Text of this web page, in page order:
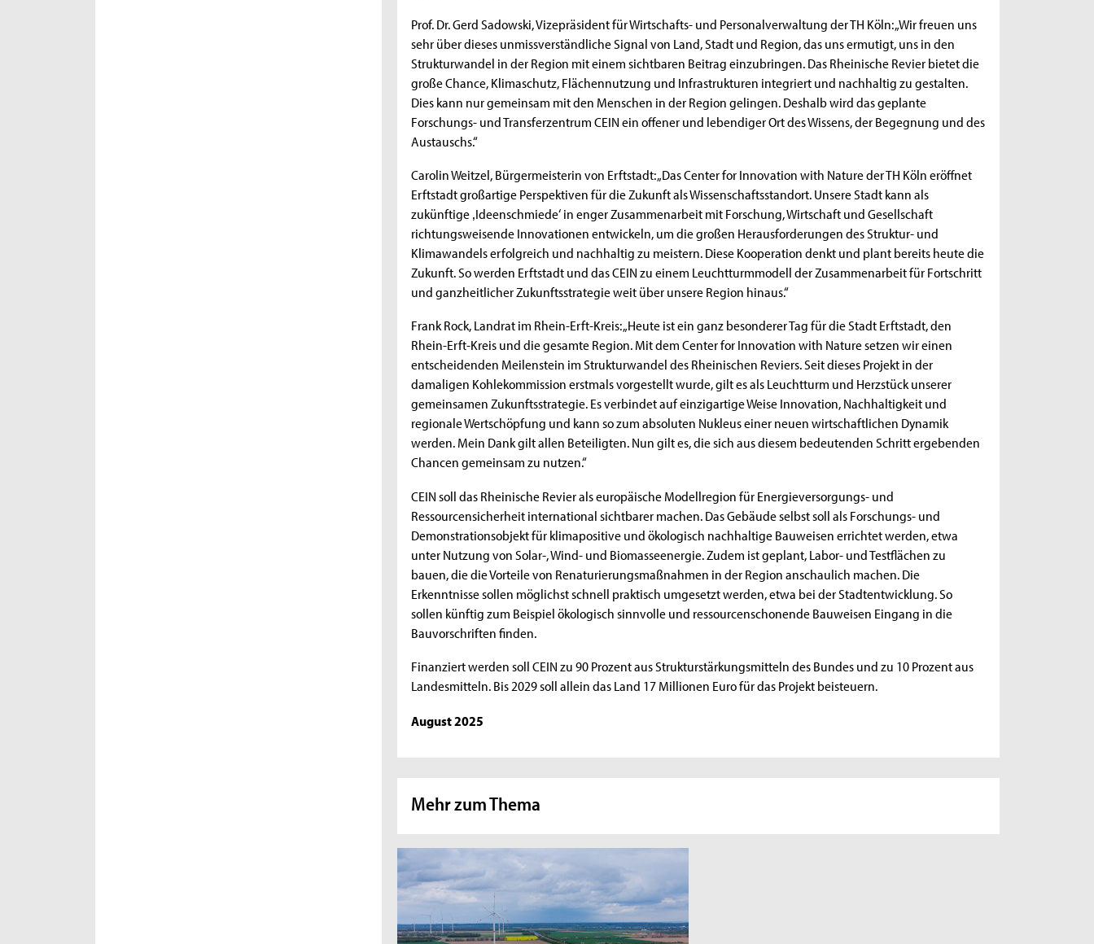
Prof. Dr. Gerd Sadowski, Vizepräsident für Wirtschafts- und Personalverwaltung der TH Köln: „Wir freuen uns
sehr über dieses unmissverständliche Signal von Land, Stadt und Region, das uns ermutigt, uns in den
Strukturwandel in der Region mit einem sichtbaren Beitrag einzubringen. Das Rheinische Revier bietet die
große Chance, Klimaschutz, Flächennutzung und Infrastrukturen integriert und nachhaltig zu gestalten.
Dies kann nur gemeinsam mit den Menschen in der Region gelingen. Deshalb wird das geplante
Forschungs- und Transferzentrum CEIN ein offener und lebendiger Ort des Wissens, der Begegnung und des
Austauschs.“
Carolin Weitzel, Bürgermeisterin von Erftstadt: „Das Center for Innovation with Nature der TH Köln eröffnet
Erftstadt großartige Perspektiven für die Zukunft als Wissenschaftsstandort. Unsere Stadt kann als
zukünftige ‚Ideenschmiede‘ in enger Zusammenarbeit mit Forschung, Wirtschaft und Gesellschaft
richtungsweisende Innovationen entwickeln, um die großen Herausforderungen des Struktur- und
Klimawandels erfolgreich und nachhaltig zu meistern. Diese Kooperation denkt und plant bereits heute die
Zukunft. So werden Erftstadt und das CEIN zu einem Leuchtturmmodell der Zusammenarbeit für Fortschritt
und ganzheitlicher Zukunftsstrategie weit über unsere Region hinaus.“
Frank Rock, Landrat im Rhein-Erft-Kreis: „Heute ist ein ganz besonderer Tag für die Stadt Erftstadt, den
Rhein-Erft-Kreis und die gesamte Region. Mit dem Center for Innovation with Nature setzen wir einen
entscheidenden Meilenstein im Strukturwandel des Rheinischen Reviers. Seit dieses Projekt in der
damaligen Kohlekommission erstmals vorgestellt wurde, gilt es als Leuchtturm und Herzstück unserer
gemeinsamen Zukunftsstrategie. Es verbindet auf einzigartige Weise Innovation, Nachhaltigkeit und
regionale Wertschöpfung und kann so zum absoluten Nukleus einer neuen wirtschaftlichen Dynamik
werden. Mein Dank gilt allen Beteiligten. Nun gilt es, die sich aus diesem bedeutenden Schritt ergebenden
Chancen gemeinsam zu nutzen.“
CEIN soll das Rheinische Revier als europäische Modellregion für Energieversorgungs- und
Ressourcensicherheit international sichtbarer machen. Das Gebäude selbst soll als Forschungs- und
Demonstrationsobjekt für klimapositive und ökologisch nachhaltige Bauweisen errichtet werden, etwa
unter Nutzung von Solar-, Wind- und Biomasseenergie. Zudem ist geplant, Labor- und Testflächen zu
bauen, die die Vorteile von Renaturierungsmaßnahmen in der Region anschaulich machen. Die
Erkenntnisse sollen möglichst schnell praktisch umgesetzt werden, etwa bei der Stadtentwicklung. So
sollen künftig zum Beispiel ökologisch sinnvolle und ressourcenschonende Bauweisen Eingang in die
Bauvorschriften finden.
Finanziert werden soll CEIN zu 90 Prozent aus Strukturstärkungsmitteln des Bundes und zu 10 Prozent aus
Landesmitteln. Bis 2029 soll allein das Land 17 Millionen Euro für das Projekt beisteuern.
August 2025
Mehr zum Thema